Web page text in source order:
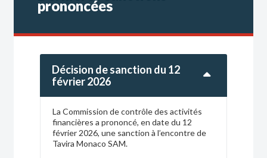
IFREFI
NGFS
Les sanctions prononcées
Établissements agréés
prononcées
Décision de sanction du 12
février 2026
La Commission de contrôle des activités
financières a prononcé, en date du 12
février 2026, une sanction à l’encontre de
Tavira Monaco SAM.